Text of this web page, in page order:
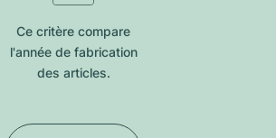
Ce critère compare
l'année de fabrication
des articles.